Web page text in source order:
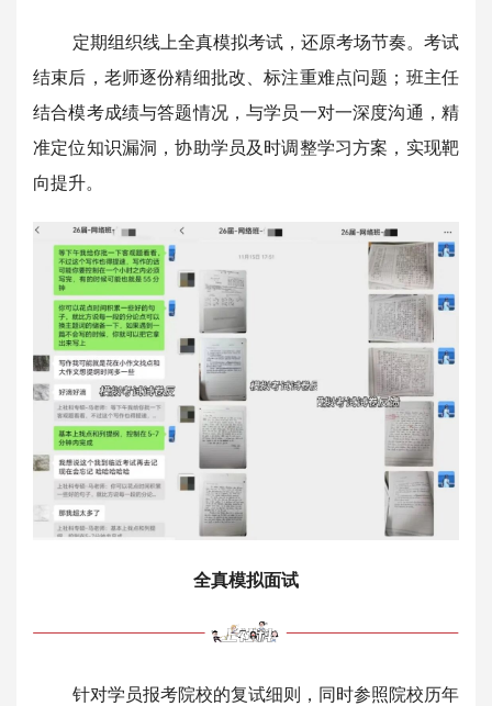
定期组织线上全真模拟考试，还原考场节奏。考试
结束后，老师逐份精细批改、标注重难点问题；班主任
结合模考成绩与答题情况，与学员一对一深度沟通，精
准定位知识漏洞，协助学员及时调整学习方案，实现靶
向提升。
全真模拟面试
针对学员报考院校的复试细则，同时参照院校历年